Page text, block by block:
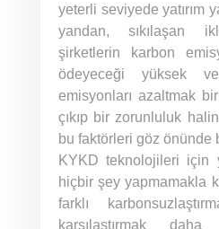
yeterli seviyede yatırım
yandan, sıkılaşan
şirketlerin karbon
ödeyeceği yüksek
emisyonları azaltmak
çıkıp bir zorunluluk
bu faktörleri göz önünde
KYKD teknolojileri için
hiçbir şey yapmamakla
farklı
karşılaştırmak